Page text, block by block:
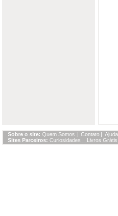
Sobre o site: Quem Somos | Contato | Ajuda
Sites Parceiros: Curiosidades | Livros Grátis